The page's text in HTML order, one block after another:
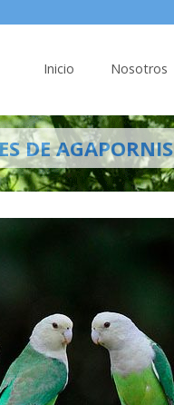
Inicio Nosotros
DE AGAPORNIS